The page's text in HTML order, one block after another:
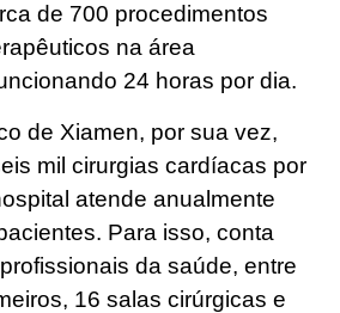
de 700 procedimentos
na área
24 horas por dia.
de Xiamen, por sua vez,
mil cirurgias cardíacas por
atende anualmente
Para isso, conta
da saúde, entre
16 salas cirúrgicas e